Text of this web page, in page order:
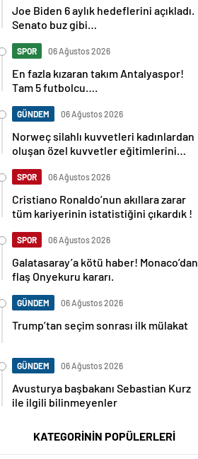
Joe Biden 6 aylık hedeflerini açıkladı.
Senato buz gibi…
SPOR 06 Ağustos 2026
En fazla kızaran takım Antalyaspor!
Tam 5 futbolcu….
GÜNDEM 06 Ağustos 2026
Norweç silahlı kuvvetleri kadınlardan
oluşan özel kuvvetler eğitimlerini
SPOR 06 Ağustos 2026
Cristiano Ronaldo’nun akıllara zarar
tüm kariyerinin istatistiğini çıkardık !
SPOR 06 Ağustos 2026
Galatasaray’a kötü haber! Monaco’dan
flaş Onyekuru kararı.
GÜNDEM 06 Ağustos 2026
Trump’tan seçim sonrası ilk mülakat
GÜNDEM 06 Ağustos 2026
Avusturya başbakanı Sebastian Kurz
ile ilgili bilinmeyenler
KATEGORİNİN POPÜLERLERİ